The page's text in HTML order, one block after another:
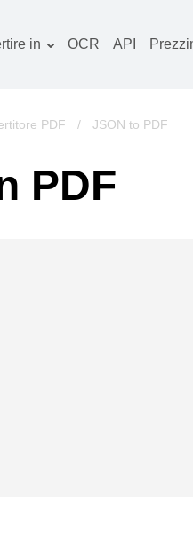
in
Immagine convertitore
Libri convertitore
OCR API
PDF / JSON to PDF
PDF